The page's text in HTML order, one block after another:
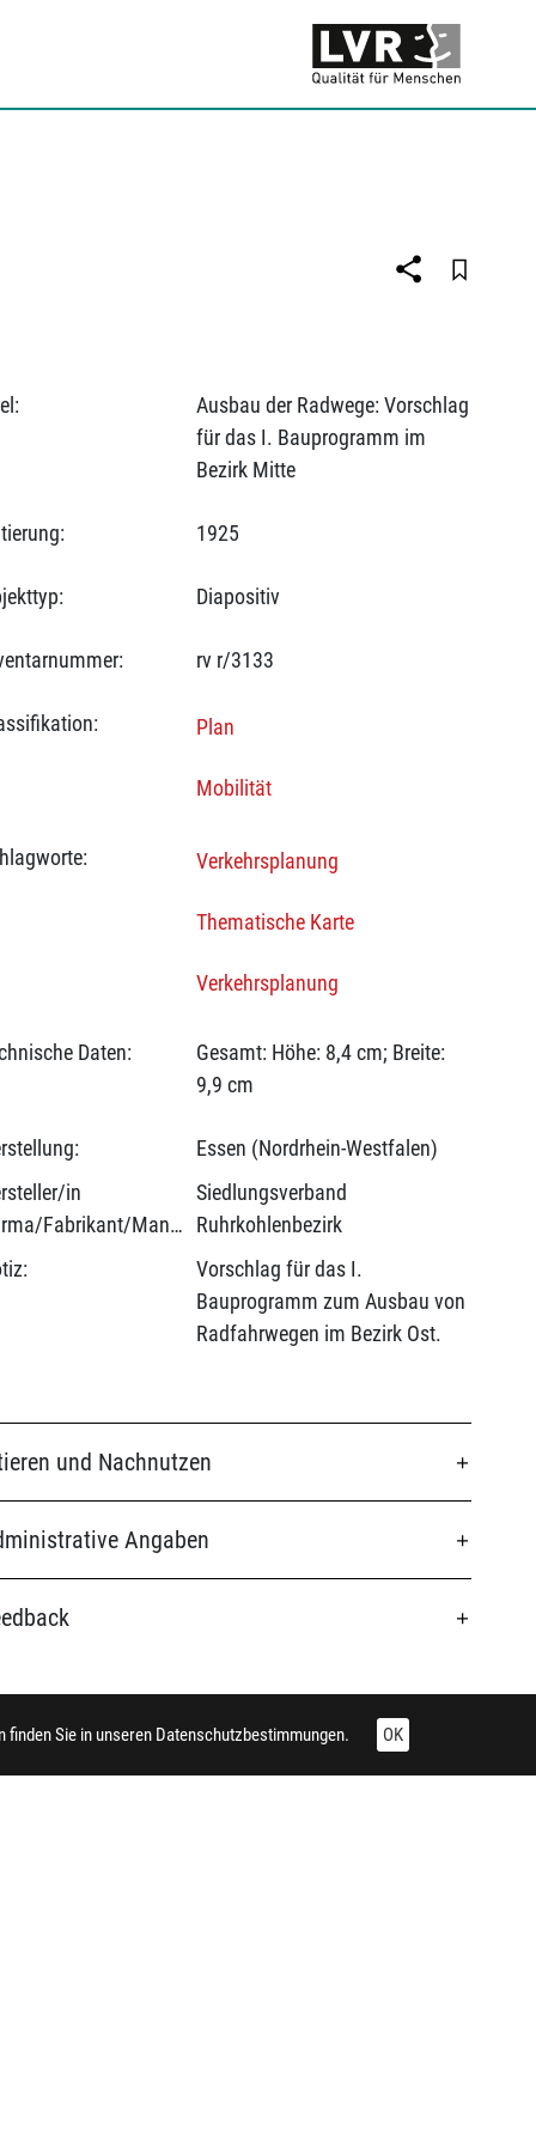
Ausbau der Radwege: Vorschlag
für das I. Bauprogramm im
Bezirk Mitte
1925
Diapositiv
rv r/3133
Plan
Mobilität
Verkehrsplanung
Thematische Karte
Verkehrsplanung
Daten:
Gesamt: Höhe: 8,4 cm; Breite:
9,9 cm
Essen (Nordrhein-Westfalen)
in
(Firma/Fabrikant/Manufaktur):
Siedlungsverband
Ruhrkohlenbezirk
Vorschlag für das I.
Bauprogramm zum Ausbau von
Radfahrwegen im Bezirk Ost.
und Nachnutzen
Angaben
finden Sie in unseren Datenschutzbestimmungen. OK